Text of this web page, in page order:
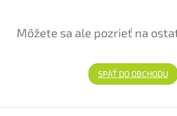
Môžete sa ale pozrieť na
SPÄŤ DO OBCHODU